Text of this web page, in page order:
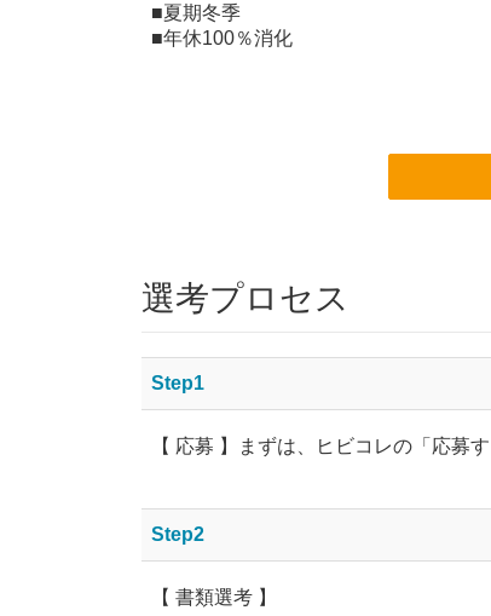
■夏期冬季
■年休100％消化
選考プロセス
Step1
【 応募 】まずは、ヒビコレの「応募
Step2
【 書類選考 】